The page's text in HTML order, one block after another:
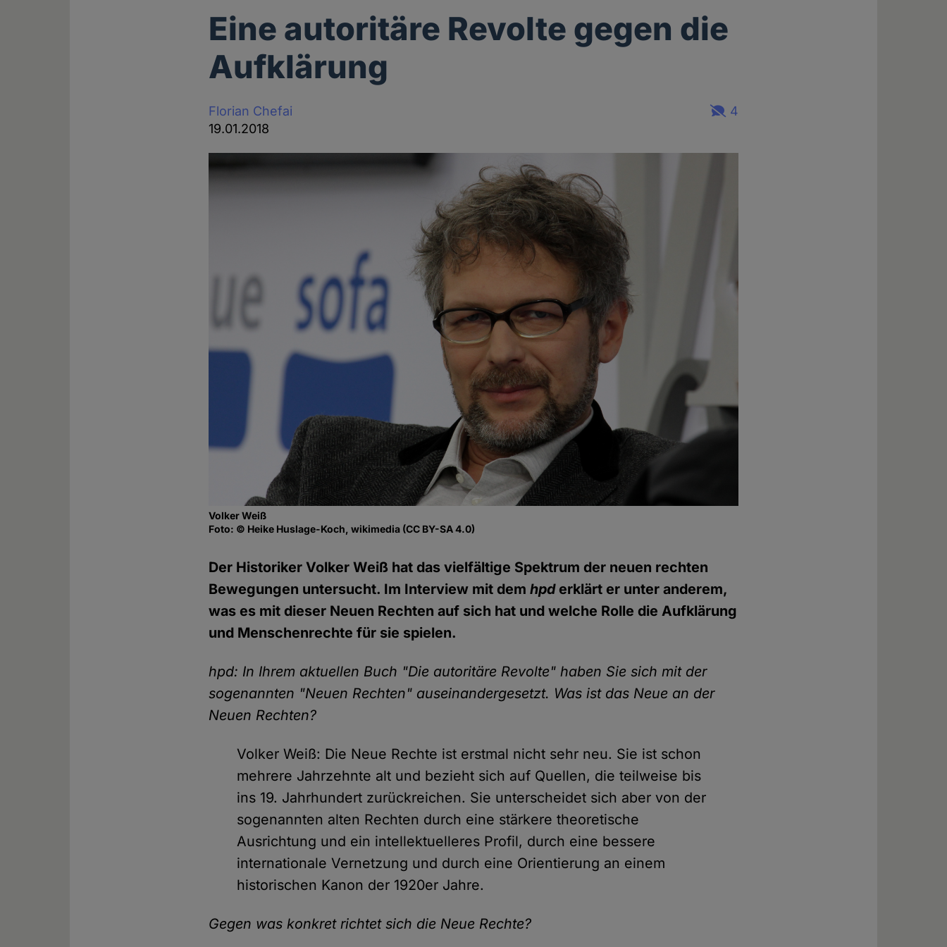
Eine autoritäre Revolte gegen die
Aufklärung
Florian Chefai
19.01.2018
4
Volker Weiß
Foto: © Heike Huslage-Koch, wikimedia (CC BY-SA 4.0)
Der Historiker Volker Weiß hat das vielfältige Spektrum der neuen rechten
Bewegungen untersucht. Im Interview mit demhpderklärt er unter anderem,
was es mit dieser Neuen Rechten auf sich hat und welche Rolle die Aufklärung
und Menschenrechte für sie spielen.
hpd: In Ihrem aktuellen Buch "Die autoritäre Revolte" haben Sie sich mit der
sogenannten "Neuen Rechten" auseinandergesetzt. Was ist das Neue an der
Neuen Rechten?
Volker Weiß: Die Neue Rechte ist erstmal nicht sehr neu. Sie ist schon
mehrere Jahrzehnte alt und bezieht sich auf Quellen, die teilweise bis
ins 19. Jahrhundert zurückreichen. Sie unterscheidet sich aber von der
sogenannten alten Rechten durch eine stärkere theoretische
Ausrichtung und ein intellektuelleres Profil, durch eine bessere
internationale Vernetzung und durch eine Orientierung an einem
historischen Kanon der 1920er Jahre.
Gegen was konkret richtet sich die Neue Rechte?